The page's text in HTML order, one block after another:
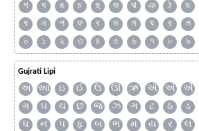
গ
ঘ ঙ চ ছ জ ঝ ঞ ঠ ড
ধ
ন প ফ ব ভ ম য র ল
০
১ ২ ৩ ৪ ৫ ৬ ৭ ৮ ৯
Gujrati Lipi
અ આ ઇ ઈ ઉ ઊ ઋ ઍ એ ઐ
ગ
ઘ ચ છ જ ઝ ઞ ટ ઠ ડ
ધ
ન પ ફ બ ભ મ ય ર લ